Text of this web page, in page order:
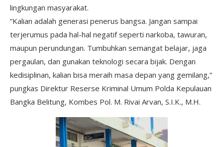
lingkungan masyarakat.
“Kalian adalah generasi penerus bangsa. Jangan sampai
terjerumus pada hal-hal negatif seperti narkoba, tawuran,
maupun perundungan. Tumbuhkan semangat belajar, jaga
pergaulan, dan gunakan teknologi secara bijak. Dengan
kedisiplinan, kalian bisa meraih masa depan yang gemilang,”
pungkas Direktur Reserse Kriminal Umum Polda Kepulauan
Bangka Belitung, Kombes Pol. M. Rivai Arvan, S.I.K., M.H.